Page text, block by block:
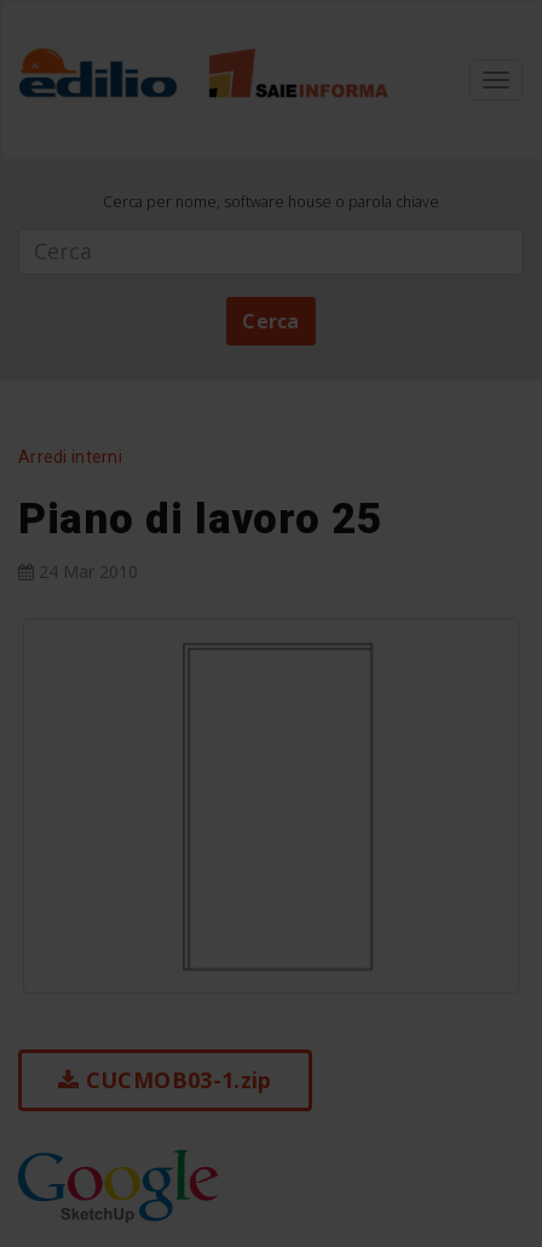
Cerca per nome, software house o parola chiave
Cerca
Arredi interni
Piano di lavoro 25
24 Mar 2010
CUCMOB03-1.zip